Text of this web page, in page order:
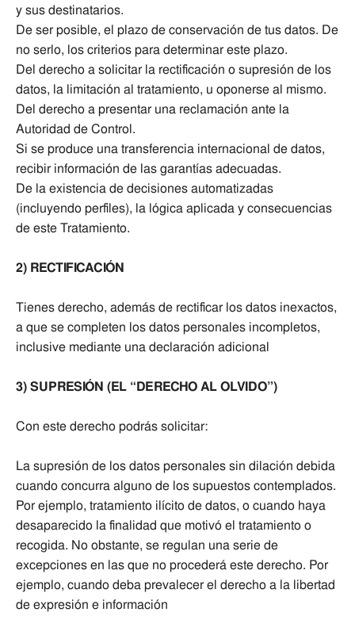
y sus destinatarios.
De ser posible, el plazo de conservación de tus datos. De
no serlo, los criterios para determinar este plazo.
Del derecho a solicitar la rectificación o supresión de los
datos, la limitación al tratamiento, u oponerse al mismo.
Del derecho a presentar una reclamación ante la
Autoridad de Control.
Si se produce una transferencia internacional de datos,
recibir información de las garantías adecuadas.
De la existencia de decisiones automatizadas
(incluyendo perfiles), la lógica aplicada y consecuencias
de este Tratamiento.
2) RECTIFICACIÓN
Tienes derecho, además de rectificar los datos inexactos,
a que se completen los datos personales incompletos,
inclusive mediante una declaración adicional
3) SUPRESIÓN (EL “DERECHO AL OLVIDO”)
Con este derecho podrás solicitar:
La supresión de los datos personales sin dilación debida
cuando concurra alguno de los supuestos contemplados.
Por ejemplo, tratamiento ilícito de datos, o cuando haya
desaparecido la finalidad que motivó el tratamiento o
recogida. No obstante, se regulan una serie de
excepciones en las que no procederá este derecho. Por
ejemplo, cuando deba prevalecer el derecho a la libertad
de expresión e información